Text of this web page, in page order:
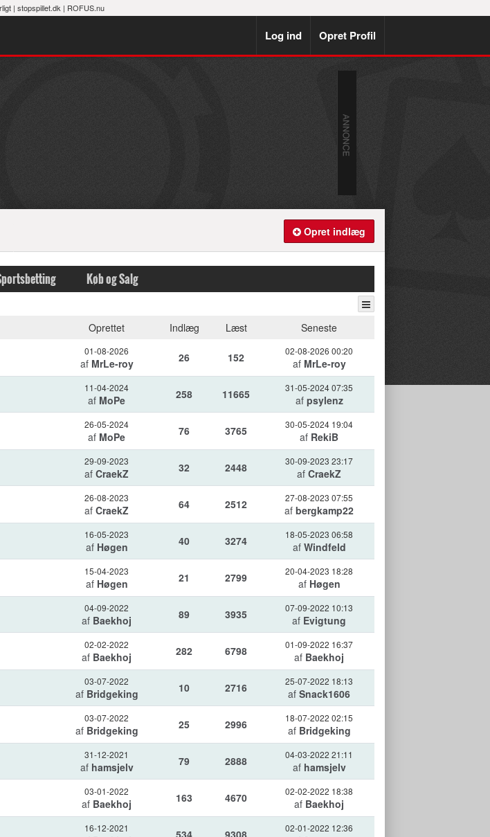
| stopspillet.dk | ROFUS.nu
Log ind Opret Profil
Opret indlæg
Køb og Salg
Oprettet Indlæg Læst
Seneste
01-08-2026
af MrLe-roy 26 152 02-08-2026 00:20
af MrLe-roy
11-04-2024
af MoPe 258 11665 31-05-2024 07:35
af psylenz
26-05-2024
af MoPe 76 3765 30-05-2024 19:04
af RekiB
29-09-2023
af CraekZ 32 2448 30-09-2023 23:17
af CraekZ
26-08-2023
af CraekZ 64 2512 27-08-2023 07:55
af bergkamp22
16-05-2023
af Høgen 40 3274 18-05-2023 06:58
af Windfeld
15-04-2023
af Høgen 21 2799 20-04-2023 18:28
af Høgen
04-09-2022
af Baekhoj 89 3935 07-09-2022 10:13
af Evigtung
02-02-2022
af Baekhoj 282 6798 01-09-2022 16:37
af Baekhoj
03-07-2022
af Bridgeking 10 2716 25-07-2022 18:13
af Snack1606
03-07-2022
af Bridgeking 25 2996 18-07-2022 02:15
af Bridgeking
31-12-2021
af hamsjelv 79 2888 04-03-2022 21:11
af hamsjelv
03-01-2022
af Baekhoj 163 4670 02-02-2022 18:38
af Baekhoj
16-12-2021 534 9308 02-01-2022 12:36